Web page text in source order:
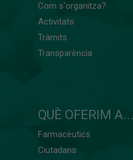
Com s'organitza?
Activitats
Tràmits
Transparència
QUÈ OFERIM A...
Farmacèutics
Ciutadans